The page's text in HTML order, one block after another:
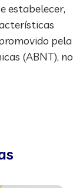
estabelecer,
pela
(ABNT), no